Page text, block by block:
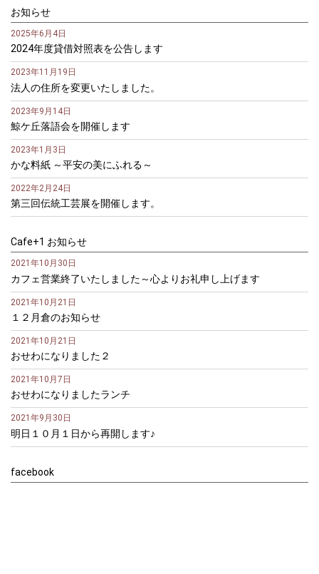
お知らせ
2025年6月4日
2024年度貸借対照表を公告します
2023年11月19日
法人の住所を変更いたしました。
2023年9月14日
鯨ケ丘落語会を開催します
2023年1月3日
かな料紙 ～平安の美にふれる～
2022年2月24日
第三回伝統工芸展を開催します。
Cafe+1 お知らせ
2021年10月30日
カフェ営業終了いたしました～心よりお礼申し上げます
2021年10月21日
１２月倉のお知らせ
2021年10月21日
おせわになりました２
2021年10月7日
おせわになりましたランチ
2021年9月30日
明日１０月１日から再開します♪
facebook